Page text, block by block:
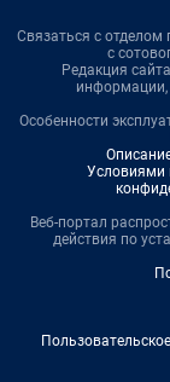
Связаться с отделом
с
Редакция
информации,
Особенности
Условиями
Веб-портал
действия по